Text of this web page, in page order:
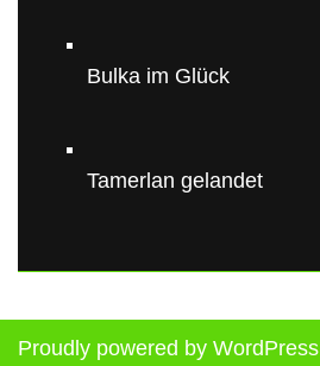
Bulka im Glück
Tamerlan gelandet
Proudly powered by WordPress